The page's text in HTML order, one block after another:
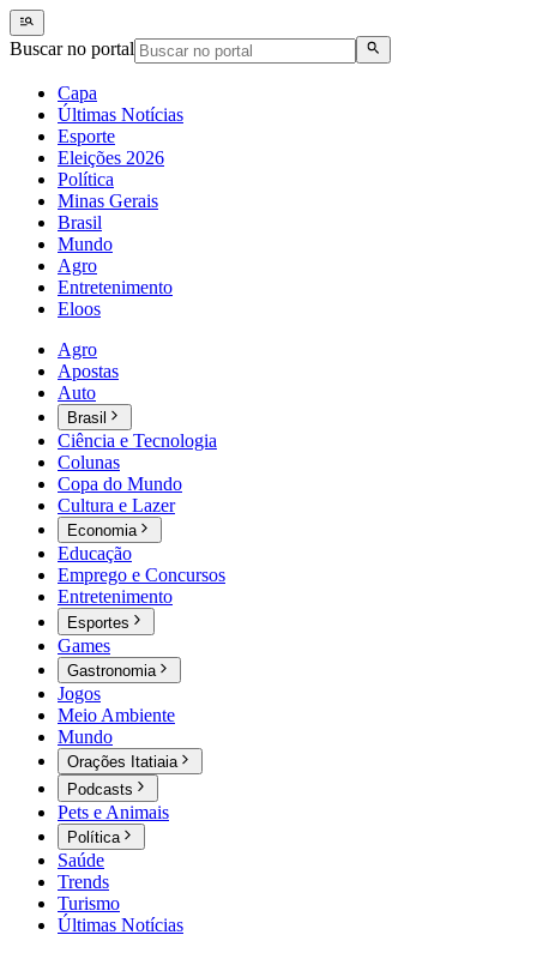
Buscar no portal
Capa
Últimas Notícias
Esporte
Eleições 2026
Política
Minas Gerais
Brasil
Mundo
Agro
Entretenimento
Eloos
Agro
Apostas
Auto
Brasil
Ciência e Tecnologia
Colunas
Copa do Mundo
Cultura e Lazer
Economia
Educação
Emprego e Concursos
Entretenimento
Esportes
Games
Gastronomia
Jogos
Meio Ambiente
Mundo
Orações Itatiaia
Podcasts
Pets e Animais
Política
Saúde
Trends
Turismo
Últimas Notícias